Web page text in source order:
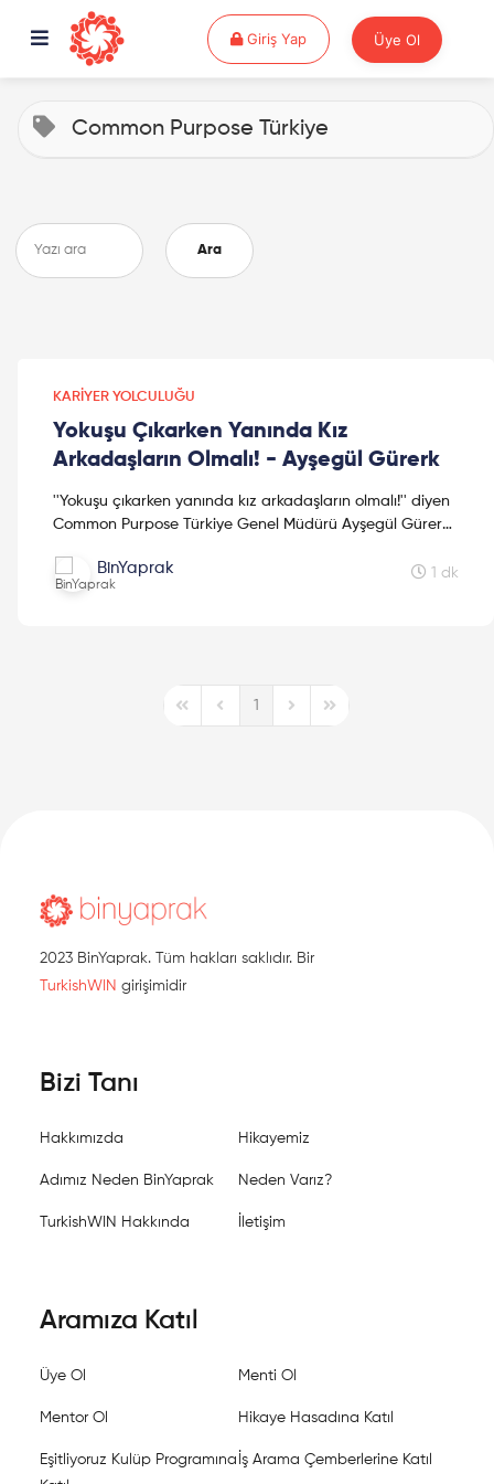
Giriş YapGiriş Yap Üye Ol
Common Purpose Türkiye
Ara
KARIYER YOLCULUĞU
Yokuşu Çıkarken Yanında Kız
Arkadaşların Olmalı! - Ayşegül Gürerk
''Yokuşu çıkarken yanında kız arkadaşların olmalı!'' diyen
Common Purpose Türkiye Genel Müdürü Ayşegül Gürerk
BinYaprak 1 dk
First PagePrevious Page
1
Next PageLast Page
2023 BinYaprak. Tüm hakları saklıdır. Bir
TurkishWIN girişimidir
Bizi Tanı
Hakkımızda Hikayemiz
Adımız Neden BinYaprak Neden Varız?
TurkishWIN Hakkında İletişim
Aramıza Katıl
Üye Ol Menti Ol
Mentor Ol Hikaye Hasadına Katıl
Eşitliyoruz Kulüp Programına İş Arama Çemberlerine Katıl